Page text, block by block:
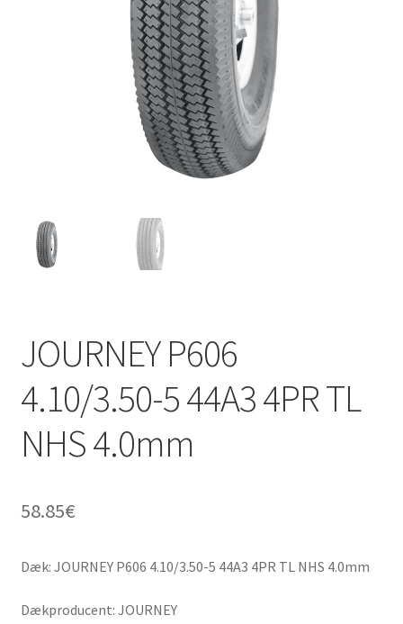
JOURNEY P606
4.10/3.50-5 44A3 4PR TL
NHS 4.0mm
58.85€
Dæk: JOURNEY P606 4.10/3.50-5 44A3 4PR TL NHS 4.0mm
Dækproducent: JOURNEY